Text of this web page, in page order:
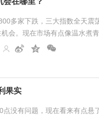
多家下跌，三大指数全天震
会。现在市场有点像温水煮
各种利好异动大涨的板块，几
果实
点没有问题，现在看来有点悬